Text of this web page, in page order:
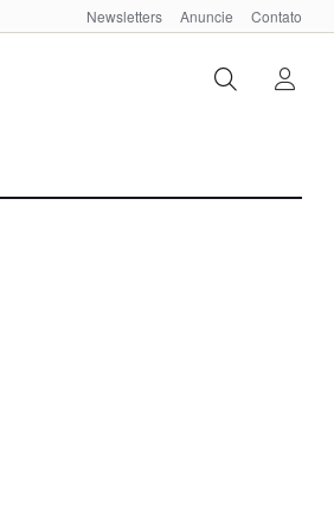
Newsletters Anuncie Contato